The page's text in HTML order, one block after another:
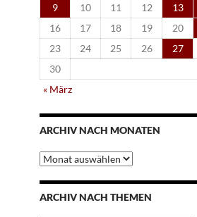
9
10 11 12 13
16
17 18 19 20
23
24 25 26 27
30
« März
ARCHIV NACH MONATEN
Archiv
nach
Monaten
ARCHIV NACH THEMEN